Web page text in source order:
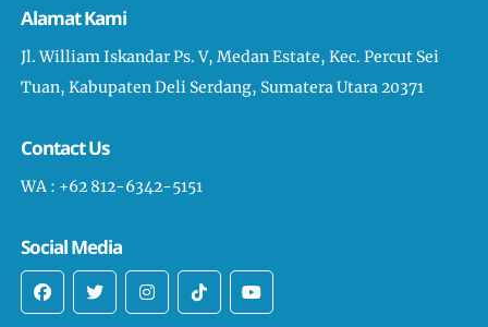
Alamat Kami
Jl. William Iskandar Ps. V, Medan Estate, Kec. Percut Sei
Tuan, Kabupaten Deli Serdang, Sumatera Utara 20371
Contact Us
WA : +62 812-6342-5151
Social Media